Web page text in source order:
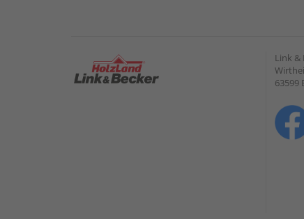
Link &
63599